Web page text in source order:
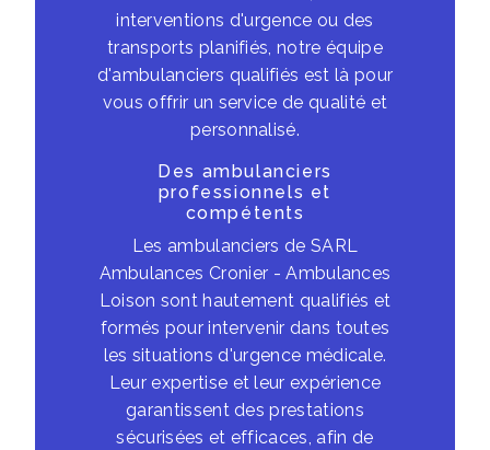
interventions d'urgence ou des
transports planifiés, notre équipe
d'ambulanciers qualifiés est là pour
vous offrir un service de qualité et
personnalisé.
Des ambulanciers
professionnels et
compétents
Les ambulanciers de SARL
Ambulances Cronier - Ambulances
Loison sont hautement qualifiés et
formés pour intervenir dans toutes
les situations d'urgence médicale.
Leur expertise et leur expérience
garantissent des prestations
sécurisées et efficaces, afin de